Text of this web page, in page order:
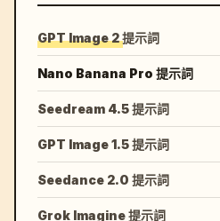
GPT Image 2 提示詞
Nano Banana Pro 提示詞
Seedream 4.5 提示詞
GPT Image 1.5 提示詞
Seedance 2.0 提示詞
Grok Imagine 提示詞